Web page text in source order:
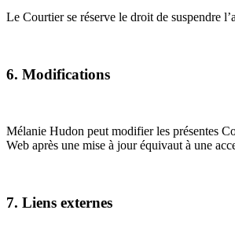
Le Courtier se réserve le droit de suspendre
6. Modifications
Mélanie Hudon peut modifier les présentes
Web après une mise à jour équivaut à une
7. Liens externes